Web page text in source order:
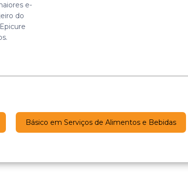
e-
do
Básico em Serviços de Alimentos e Bebidas